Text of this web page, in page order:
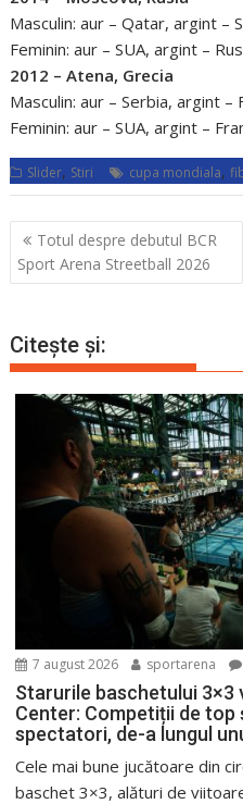
Masculin: aur – Qatar, argint –
Feminin: aur – SUA, argint –
2012 – Atena, Grecia
Masculin: aur – Serbia, argint –
Feminin: aur – SUA, argint –
Slider, Stiri cupa mondiala,
Navigare
în
articole
Totul despre debutul BCR
Sport Arena Streetball 2026
Citește și:
7 august 2026 sportarena
Starurile baschetului 3×3
Center: Competiții de
spectatori, de-a lungul
Cele mai bune jucătoare din
baschet 3×3, alături de